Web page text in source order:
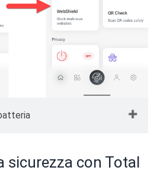
sicurezza con Total